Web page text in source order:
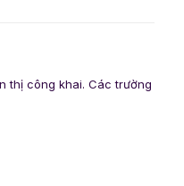
thị công khai. Các trường